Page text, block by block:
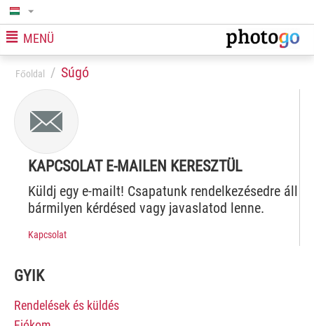
MENÜ
Főoldal / Súgó
KAPCSOLAT E-MAILEN KERESZTÜL
Küldj egy e-mailt! Csapatunk rendelkezésedre áll
bármilyen kérdésed vagy javaslatod lenne.
Kapcsolat
GYIK
Rendelések és küldés